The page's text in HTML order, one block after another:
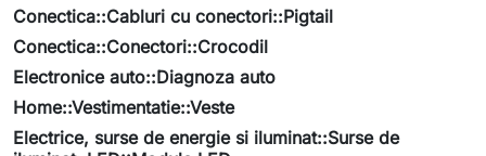
Conectica::Cabluri cu conectori::Pigtail
Conectica::Conectori::Crocodil
Electronice auto::Diagnoza auto
Home::Vestimentatie::Veste
Electrice, surse de energie si iluminat::Surse de